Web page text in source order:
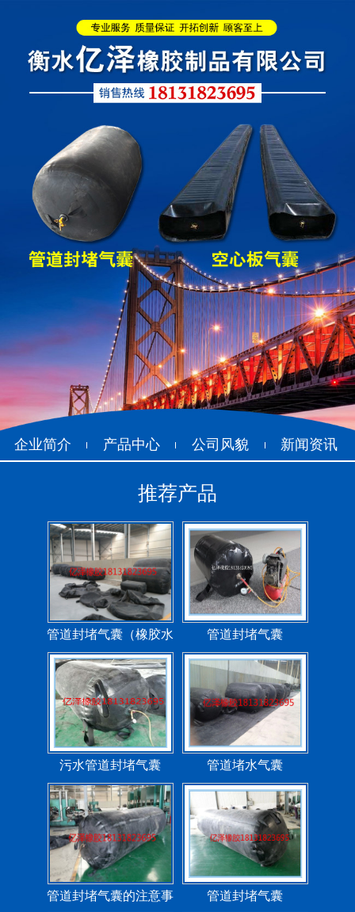
企业简介 产品中心 公司风貌 新闻资讯
推荐产品
管道封堵气囊（橡胶水
堵）
管道封堵气囊
污水管道封堵气囊 管道堵水气囊
管道封堵气囊的注意事
管道封堵气囊